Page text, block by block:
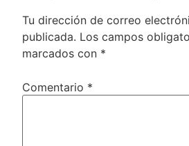
Tu dirección de correo
publicada. Los campos
marcados con *
Comentario *